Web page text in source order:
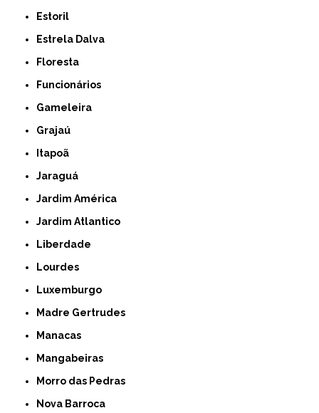
Estoril
Estrela Dalva
Floresta
Funcionários
Gameleira
Grajaú
Itapoã
Jaraguá
Jardim América
Jardim Atlantico
Liberdade
Lourdes
Luxemburgo
Madre Gertrudes
Manacas
Mangabeiras
Morro das Pedras
Nova Barroca